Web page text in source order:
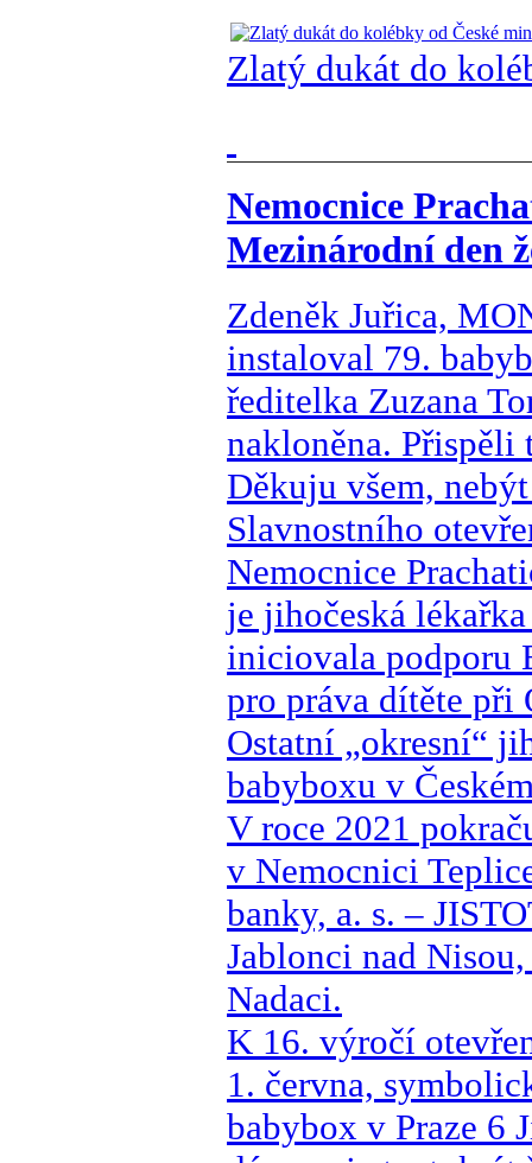
Zlatý dukát do
Nemocnice
Mezinárodní den
Zdeněk Juřica,
instaloval 79.
ředitelka Zuzana
nakloněna. Přispěli
Děkuju všem,
Slavnostního
Nemocnice
je jihočeská
iniciovala podporu
pro práva dítěte při
Ostatní „okresní“
babyboxu v
V roce 2021
v Nemocnici
banky, a. s. –
Jablonci nad
Nadaci.
K 16. výročí
1. června,
babybox v Praze 6